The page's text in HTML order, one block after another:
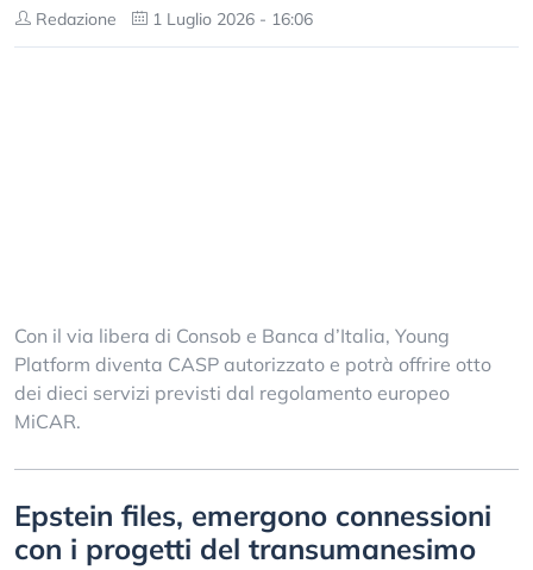
Redazione 1 Luglio 2026 - 16:06
Con il via libera di Consob e Banca d’Italia, Young
Platform diventa CASP autorizzato e potrà offrire otto
dei dieci servizi previsti dal regolamento europeo
MiCAR.
Epstein files, emergono connessioni
con i progetti del transumanesimo